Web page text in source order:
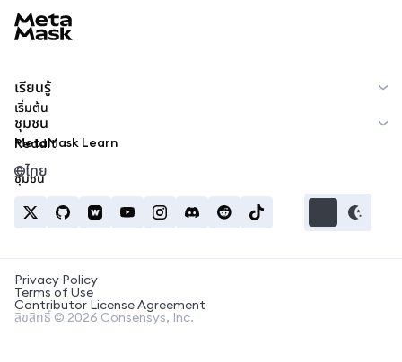
เรียนรู้
เริ่มต้น
MetaMask Learn
ชุมชน
Reddit
ชุมชน
ไทย
Privacy Policy
Terms of Use
Contributor License Agreement
ลิขสิทธิ์ © 2026 Consensys, Inc.